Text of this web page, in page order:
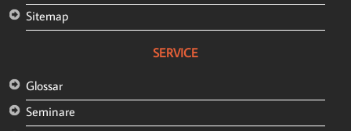
Sitemap
SERVICE
Glossar
Seminare